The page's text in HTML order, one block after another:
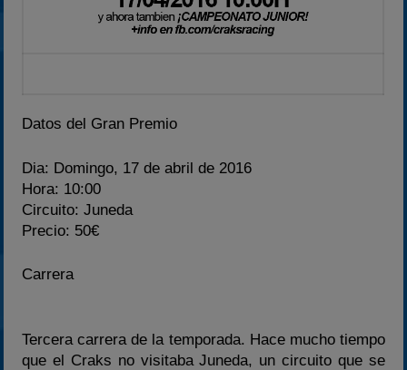
Datos del Gran Premio
Dia: Domingo, 17 de abril de 2016
Hora: 10:00
Circuito: Juneda
Precio: 50€
Carrera
Tercera carrera de la temporada. Hace mucho tiempo
que el Craks no visitaba Juneda, un circuito que se